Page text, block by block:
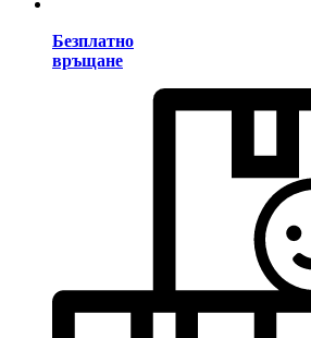
Безплатно
връщане